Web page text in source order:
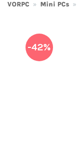
VORPC » Mini PCs »
-42%